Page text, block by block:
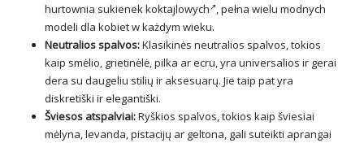
hurtownia sukienek koktajlowych , pełna wielu modnych
modeli dla kobiet w każdym wieku.
Neutralios spalvos:Klasikinės neutralios spalvos, tokios
kaip smėlio, grietinėlė, pilka ar ecru, yra universalios ir gerai
dera su daugeliu stilių ir aksesuarų. Jie taip pat yra
diskretiški ir elegantiški.
Šviesos atspalviai:Ryškios spalvos, tokios kaip šviesiai
mėlyna, levanda, pistacijų ar geltona, gali suteikti aprangai